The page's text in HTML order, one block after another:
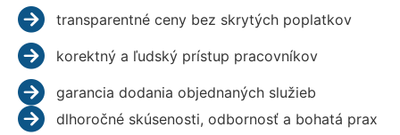
transparentné ceny bez skrytých poplatkov
korektný a ľudský prístup pracovníkov
garancia dodania objednaných služieb
dlhoročné skúsenosti, odbornosť a bohatá prax